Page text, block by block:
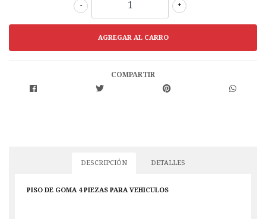
+
-
COMPARTIR
DESCRIPCIÓN DETALLES
PISO DE GOMA 4 PIEZAS PARA VEHICULOS